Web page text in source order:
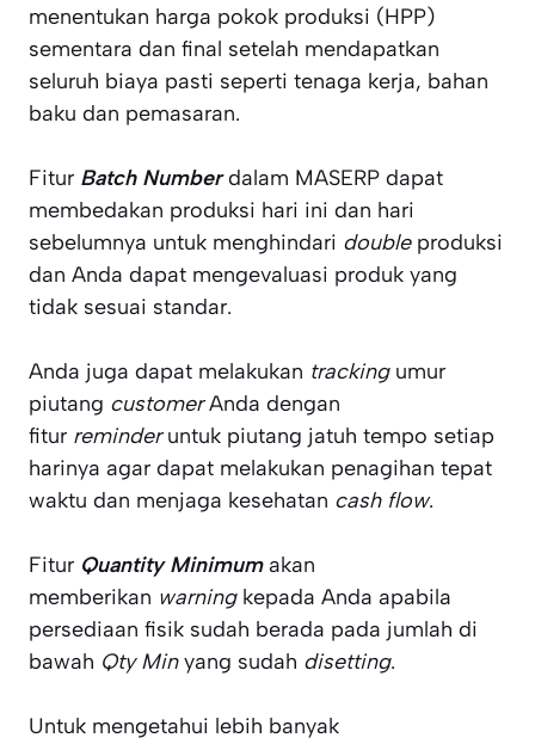
menentukan harga pokok produksi (HPP)
sementara dan final setelah mendapatkan
seluruh biaya pasti seperti tenaga kerja, bahan
baku dan pemasaran.
Fitur Batch Numberdalam MASERP dapat
membedakan produksi hari ini dan hari
sebelumnya untuk menghindari doubleproduksi
dan Anda dapat mengevaluasi produk yang
tidak sesuai standar.
Anda juga dapat melakukan trackingumur
piutang customerAnda dengan
fitur reminderuntuk piutang jatuh tempo setiap
harinya agar dapat melakukan penagihan tepat
waktu dan menjaga kesehatan cash flow.
Fitur Quantity Minimumakan
memberikan warningkepada Anda apabila
persediaan fisik sudah berada pada jumlah di
bawah Qty Minyang sudah disetting.
Untuk mengetahui lebih banyak